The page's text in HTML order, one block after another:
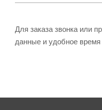
Для заказа звонка или
данные и удобное